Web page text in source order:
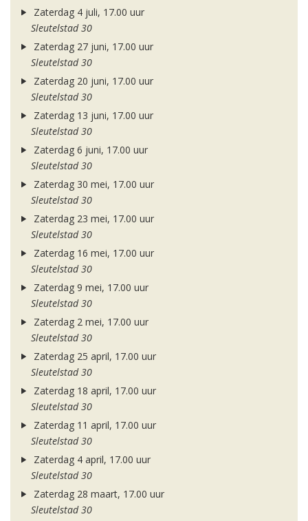
Zaterdag 4 juli, 17.00 uur
Sleutelstad 30
Zaterdag 27 juni, 17.00 uur
Sleutelstad 30
Zaterdag 20 juni, 17.00 uur
Sleutelstad 30
Zaterdag 13 juni, 17.00 uur
Sleutelstad 30
Zaterdag 6 juni, 17.00 uur
Sleutelstad 30
Zaterdag 30 mei, 17.00 uur
Sleutelstad 30
Zaterdag 23 mei, 17.00 uur
Sleutelstad 30
Zaterdag 16 mei, 17.00 uur
Sleutelstad 30
Zaterdag 9 mei, 17.00 uur
Sleutelstad 30
Zaterdag 2 mei, 17.00 uur
Sleutelstad 30
Zaterdag 25 april, 17.00 uur
Sleutelstad 30
Zaterdag 18 april, 17.00 uur
Sleutelstad 30
Zaterdag 11 april, 17.00 uur
Sleutelstad 30
Zaterdag 4 april, 17.00 uur
Sleutelstad 30
Zaterdag 28 maart, 17.00 uur
Sleutelstad 30